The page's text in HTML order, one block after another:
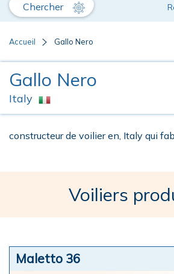
Chercher
Accueil Gallo Nero
Gallo Nero
Italy
constructeur de voilier en, Italy qui
Voiliers
Maletto 36